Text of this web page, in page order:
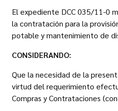
El expediente DCC 035/11-0
la contratación para la
potable y mantenimiento de
CONSIDERANDO:
Que la necesidad de la
virtud del requerimiento
Compras y Contrataciones